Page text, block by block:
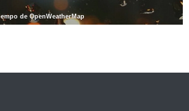
de OpenWeatherMap